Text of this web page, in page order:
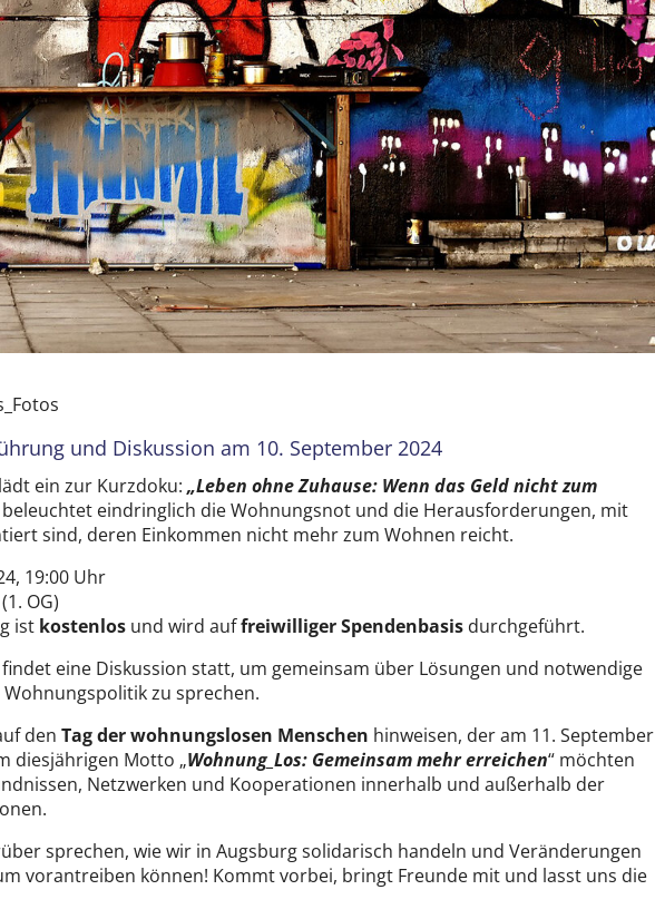
und Diskussion am 10. September 2024
ein zur Kurzdoku:„Leben ohne Zuhause: Wenn das Geld nicht zum
beleuchtet eindringlich die Wohnungsnot und die Herausforderungen, mit
sind, deren Einkommen nicht mehr zum Wohnen reicht.
19:00 Uhr
OG)
ist kostenlos und wird auffreiwilliger Spendenbasis durchgeführt.
eine Diskussion statt, um gemeinsam über Lösungen und notwendige
zu sprechen.
denTag der wohnungslosen Menschen hinweisen, der am 11. September
diesjährigen Motto „Wohnung_Los: Gemeinsam mehr erreichen“ möchten
Netzwerken und Kooperationen innerhalb und außerhalb der
sprechen, wie wir in Augsburg solidarisch handeln und Veränderungen
vorantreiben können! Kommt vorbei, bringt Freunde mit und lasst uns die